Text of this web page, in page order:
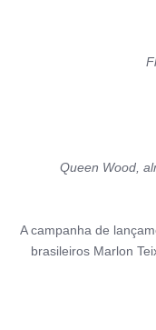
Queen Wood,
A campanha de
brasileiros Marlon